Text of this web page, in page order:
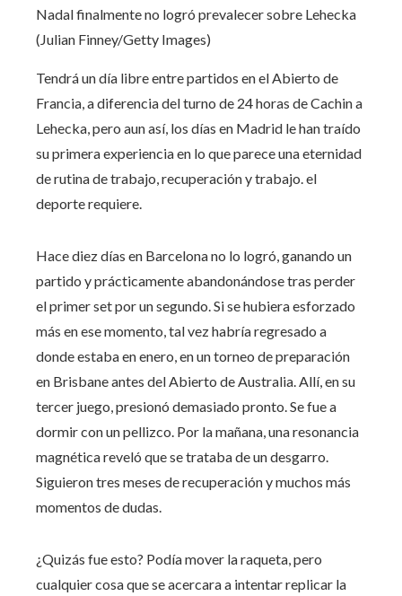
Nadal finalmente no logró prevalecer sobre Lehecka
(Julian Finney/Getty Images)
Tendrá un día libre entre partidos en el Abierto de
Francia, a diferencia del turno de 24 horas de Cachin a
Lehecka, pero aun así, los días en Madrid le han traído
su primera experiencia en lo que parece una eternidad
de rutina de trabajo, recuperación y trabajo. el
deporte requiere.
Hace diez días en Barcelona no lo logró, ganando un
partido y prácticamente abandonándose tras perder
el primer set por un segundo. Si se hubiera esforzado
más en ese momento, tal vez habría regresado a
donde estaba en enero, en un torneo de preparación
en Brisbane antes del Abierto de Australia. Allí, en su
tercer juego, presionó demasiado pronto. Se fue a
dormir con un pellizco. Por la mañana, una resonancia
magnética reveló que se trataba de un desgarro.
Siguieron tres meses de recuperación y muchos más
momentos de dudas.
¿Quizás fue esto? Podía mover la raqueta, pero
cualquier cosa que se acercara a intentar replicar la